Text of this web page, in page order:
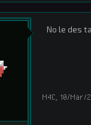
No le des
M4C 10/Mar/